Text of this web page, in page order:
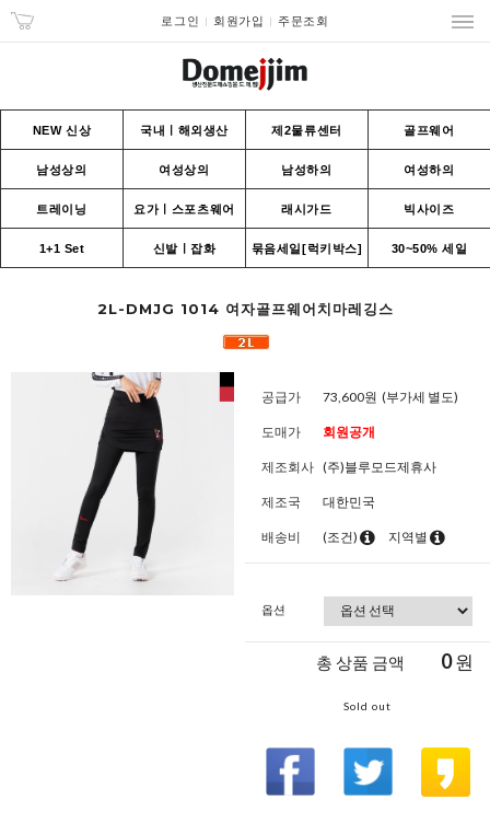
로그인 회원가입 주문조회
NEW 신상 국내ㅣ해외생산 제2물류센터 골프웨어
남성상의 여성상의 남성하의 여성하의
트레이닝 요가ㅣ스포츠웨어 래시가드 빅사이즈
1+1 Set 신발ㅣ잡화 묶음세일[럭키박스] 30~50% 세일
2L-DMJG 1014 여자골프웨어치마레깅스
공급가 73,600원 (부가세 별도)
도매가 회원공개
제조회사 (주)블루모드제휴사
제조국 대한민국
배송비 (조건) 지역별
옵션
총 상품 금액 0원
Sold out